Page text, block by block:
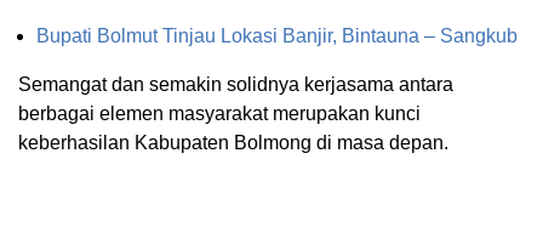
Bupati Bolmut Tinjau Lokasi Banjir, Bintauna – Sangkub
Semangat dan semakin solidnya kerjasama antara
berbagai elemen masyarakat merupakan kunci
keberhasilan Kabupaten Bolmong di masa depan.